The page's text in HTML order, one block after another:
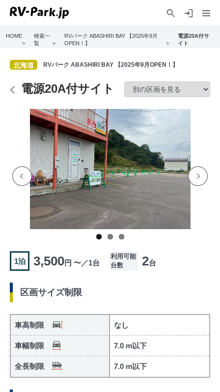
HOME
>
検索一
覧
>
RVパーク ABASHIRI BAY 【2025年9月
OPEN！】
>
電源20A付サ
イト
北海道 RVパーク ABASHIRI BAY 【2025年9月OPEN！】
電源20A付サイト
Previo
1泊 3,500円 〜／1台
利用可能
台数
2台
区画サイズ制限
車高制限 なし
車幅制限 7.0 m以下
全長制限 7.0 m以下